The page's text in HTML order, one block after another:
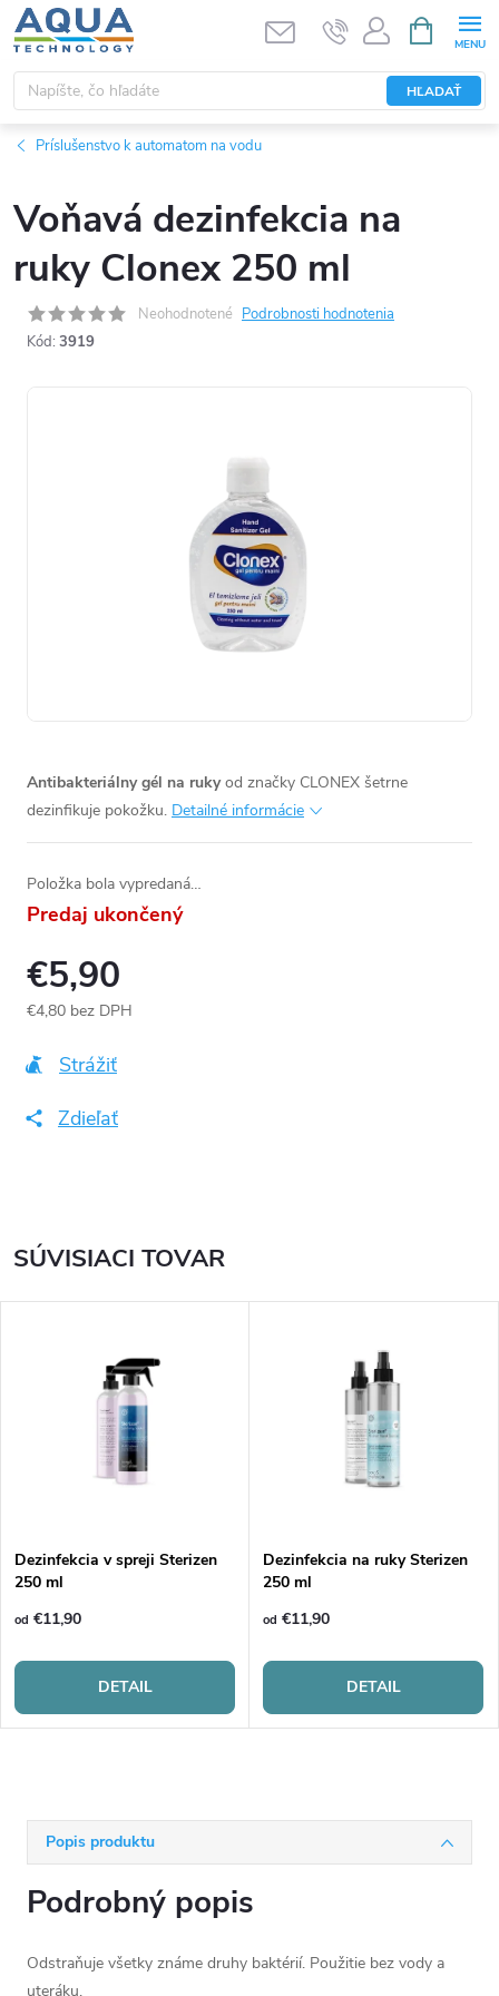
Prejsť
na
obsah
HĽADAŤ
KOŠÍK
Príslušenstvo k automatom na vodu
Voňavá dezinfekcia na
ruky Clonex 250 ml
Neohodnotené Podrobnosti hodnotenia
Kód: 3919
Antibakteriálny gél na rukyod značky CLONEX šetrne
dezinfikuje pokožku. Detailné informácie
Položka bola vypredaná…
Predaj ukončený
€5,90
€4,80 bez DPH
cena:Strážiť
Zdieľať
Popis produktu
Podrobný popis
Odstraňuje všetky známe druhy baktérií. Použitie bez vody a
uteráku.
SÚVISIACI TOVAR
Dezinfekcia v spreji Sterizen
250 ml
od €11,90
DETAIL
Dezinfekcia na ruky Sterizen
250 ml
od €11,90
DETAIL